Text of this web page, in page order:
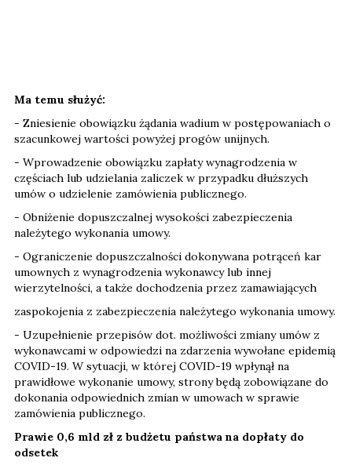
Ma temu służyć:
- Zniesienie obowiązku żądania wadium w postępowaniach o
szacunkowej wartości powyżej progów unijnych.
- Wprowadzenie obowiązku zapłaty wynagrodzenia w
częściach lub udzielania zaliczek w przypadku dłuższych
umów o udzielenie zamówienia publicznego.
- Obniżenie dopuszczalnej wysokości zabezpieczenia
należytego wykonania umowy.
- Ograniczenie dopuszczalności dokonywana potrąceń kar
umownych z wynagrodzenia wykonawcy lub innej
wierzytelności, a także dochodzenia przez zamawiających
zaspokojenia z zabezpieczenia należytego wykonania umowy.
- Uzupełnienie przepisów dot. możliwości zmiany umów z
wykonawcami w odpowiedzi na zdarzenia wywołane epidemią
COVID-19. W sytuacji, w której COVID-19 wpłynął na
prawidłowe wykonanie umowy, strony będą zobowiązane do
dokonania odpowiednich zmian w umowach w sprawie
zamówienia publicznego.
Prawie 0,6 mld zł z budżetu państwa na dopłaty do
odsetek